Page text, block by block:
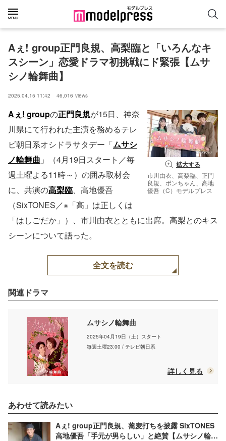
Aぇ! group正門良規、高梨臨と「いろんなキ
スシーン」恋愛ドラマ初挑戦にド緊張【ムサ
シノ輪舞曲】
2025.04.15 11:42 46,016 views
拡大する
市川由衣、高梨臨、正門
良規、ポンちゃん、高地
優吾（C）モデルプレス
Aぇ! groupの正門良規が15日、神奈
川県にて行われた主演を務めるテレ
ビ朝日系オシドラサタデー「ムサシ
ノ輪舞曲 」（4月19日スタート／毎
週土曜よる11時～）の囲み取材会
に、共演の高梨臨、高地優吾
（SixTONES／※「高」は正しくは
「はしごだか」）、市川由衣とともに出席。高梨とのキス
シーンについて語った。
全文を読む
関連ドラマ
ムサシノ輪舞曲
2025年04月19日（土）スタート
毎週土曜23:00 / テレビ朝日系
詳しく見る
あわせて読みたい
Aぇ! group正門良規、蕎麦打ちを披露 SixTONES
高地優吾「手元が男らしい」と絶賛【ムサシノ輪舞